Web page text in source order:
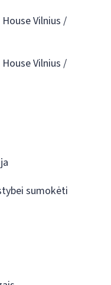
Vilnius /
Vilnius /
sumokėti